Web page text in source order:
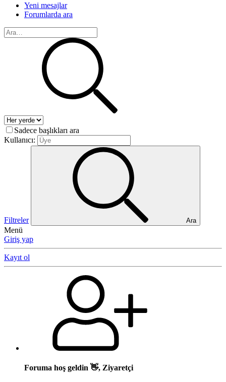
Yeni mesajlar
Forumlarda ara
Sadece başlıkları ara
Kullanıcı:
Filtreler Ara
Menü
Giriş yap
Kayıt ol
Foruma hoş geldin 👋, Ziyaretçi